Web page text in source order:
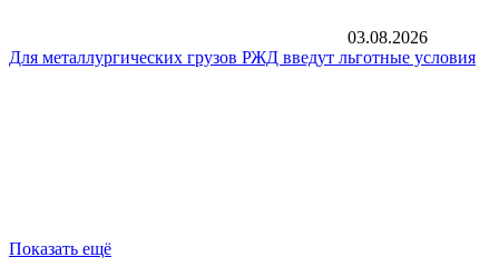
03.08.2026
Для металлургических грузов РЖД введут льготные условия
Показать ещё